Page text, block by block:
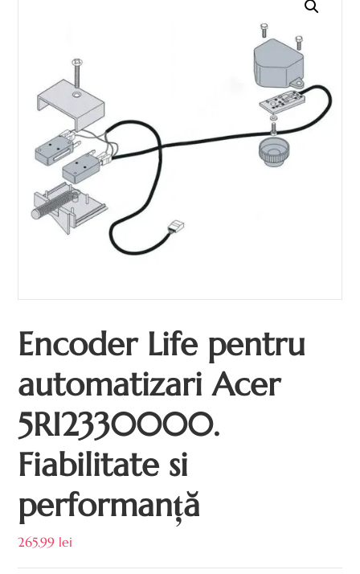
Encoder Life pentru
automatizari Acer
5RI2330000.
Fiabilitate si
performanță
265.99 lei